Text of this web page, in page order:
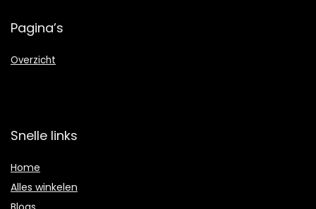
Pagina’s
Overzicht
Snelle links
Home
Alles winkelen